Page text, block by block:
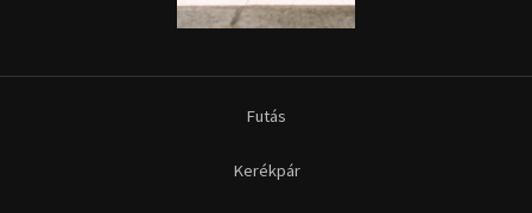
Futás
Kerékpár